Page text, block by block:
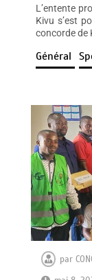
L’entente
Kivu s’est
concorde de
Général
par